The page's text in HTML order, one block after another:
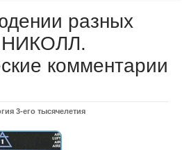
разных
комментарии
3-его тысячелетия